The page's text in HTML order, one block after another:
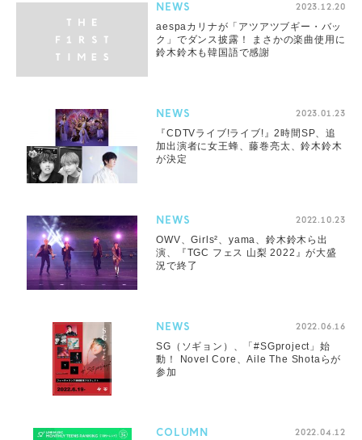
NEWS 2023.12.20
aespaカリナが「アツアツブギー・バッ
ク」でダンス披露！ まさかの楽曲使用に
鈴木鈴木も韓国語で感謝
NEWS 2023.01.23
『CDTVライブ!ライブ!』2時間SP、追
加出演者に女王蜂、藤巻亮太、鈴木鈴木
が決定
NEWS 2022.10.23
OWV、Girls²、yama、鈴木鈴木ら出
演、『TGC フェス 山梨 2022』が大盛
況で終了
NEWS 2022.06.16
SG（ソギョン）、「#SGproject」始
動！ Novel Core、Aile The Shotaらが
参加
COLUMN 2022.04.12